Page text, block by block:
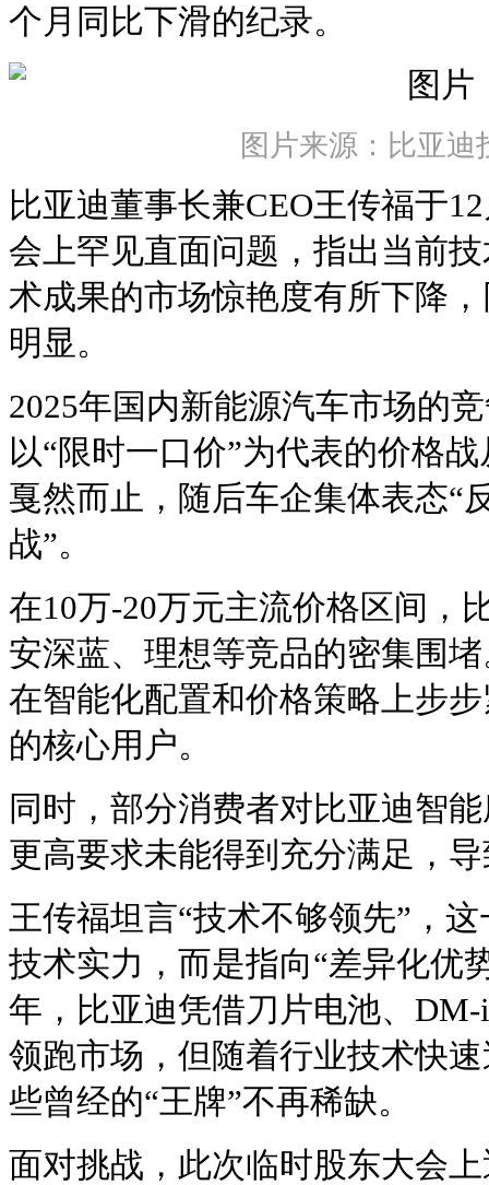
个月同比下滑的纪录。
图片来源：比亚迪
比亚迪董事长兼CEO王传福于
会上罕见直面问题，指出当前
术成果的市场惊艳度有所下降
明显。
2025年国内新能源汽车市场的
以“限时一口价”为代表的价格
戛然而止，随后车企集体表态“
战”。
在10万-20万元主流价格区间，
安深蓝、理想等竞品的密集围
在智能化配置和价格策略上步
的核心用户。
同时，部分消费者对比亚迪智
更高要求未能得到充分满足，
王传福坦言“技术不够领先”，
技术实力，而是指向“差异化优
年，比亚迪凭借刀片电池、
领跑市场，但随着行业技术快
些曾经的“王牌”不再稀缺。
面对挑战，此次临时股东大会